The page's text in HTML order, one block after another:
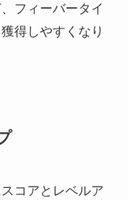
フィーバータイ
得しやすくなり
コアとレベルア